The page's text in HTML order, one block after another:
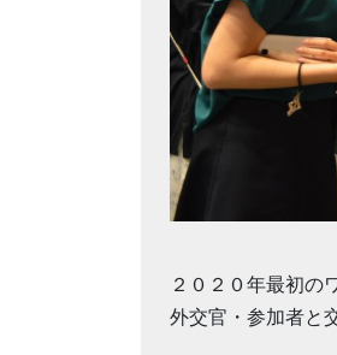
２０２０年最初の
外交官・参加者と